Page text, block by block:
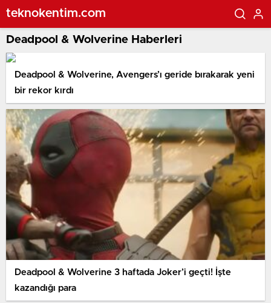
teknokentim.com
Deadpool & Wolverine Haberleri
Deadpool & Wolverine, Avengers’ı geride bırakarak yeni
bir rekor kırdı
Deadpool & Wolverine 3 haftada Joker’i geçti! İşte
kazandığı para